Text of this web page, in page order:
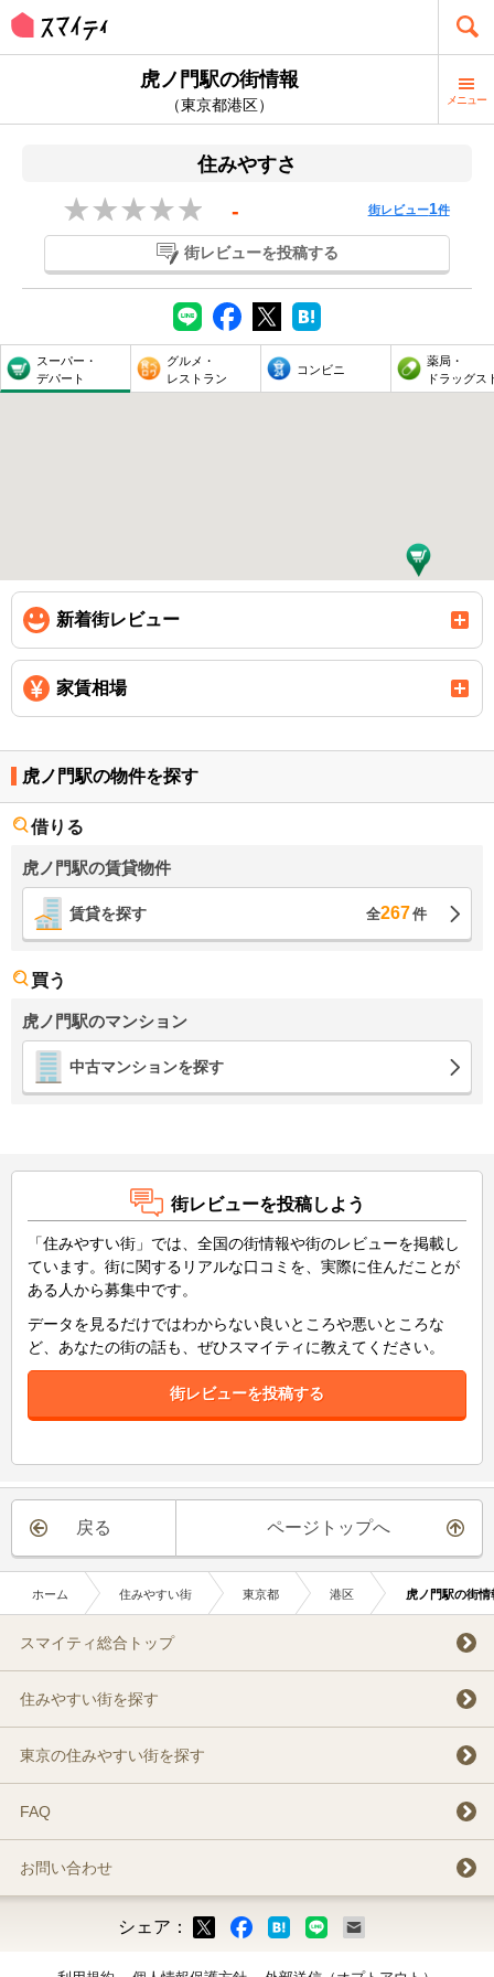
虎ノ門駅の街情報
（東京都港区） メニュー
住みやすさ
- 街レビュー1件
街レビューを投稿する
スーパー・
デパート
グルメ・
レストラン
コンビニ
薬局・
ドラッグス
新着街レビュー
家賃相場
虎ノ門駅の物件を探す
借りる
虎ノ門駅の賃貸物件
賃貸を探す 全267件
買う
虎ノ門駅のマンション
中古マンションを探す
街レビューを投稿しよう
「住みやすい街」では、全国の街情報や街のレビューを掲載し
ています。街に関するリアルな口コミを、実際に住んだことが
ある人から募集中です。
データを見るだけではわからない良いところや悪いところな
ど、あなたの街の話も、ぜひスマイティに教えてください。
街レビューを投稿する
戻る ページトップへ
ホーム 住みやすい街 東京都 港区 虎ノ門駅の街情
スマイティ総合トップ
住みやすい街を探す
東京の住みやすい街を探す
FAQ
お問い合わせ
シェア：